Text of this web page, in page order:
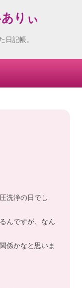
りぃ
記帳。
洗浄の日でし
んですが、なん
係かなと思いま